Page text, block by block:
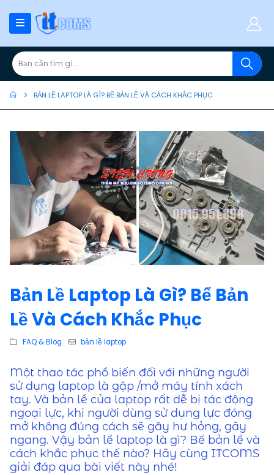
BẢN LỀ LAPTOP LÀ GÌ? BỂ BẢN LỀ VÀ CÁCH KHẮC PHỤC
Bản Lề Laptop Là Gì? Bể Bản
Lề Và Cách Khắc Phục
FAQ & Blog bản lề laptop
Một thao tác phổ biến đối với những người
sử dụng laptop là gập /mở máy tính xách
tay. Và bản lề của laptop rất dễ bị tác động
ngoại lực, khi người dùng sử dụng lực đóng
mở không đúng cách sẽ gây hư hỏng, gãy
ngang. Vậy bản lề laptop là gì? Bể bản lề và
cách khắc phục thế nào? Hãy cùng ITCOMS
giải đáp qua bài viết này nhé!